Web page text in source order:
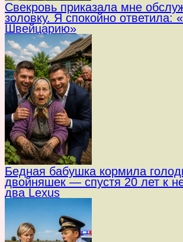
Свекровь приказала мне
золовку. Я спокойно ответила:
Швейцарию»
Бедная бабушка кормила
двойняшек — спустя 20 лет к
два Lexus